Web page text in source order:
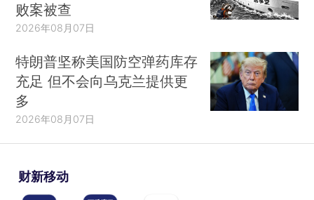
败案被查
2026年08月07日
特朗普坚称美国防空弹药库存
充足 但不会向乌克兰提供更
多
2026年08月07日
财新移动